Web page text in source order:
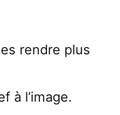
rendre plus
à l’image.